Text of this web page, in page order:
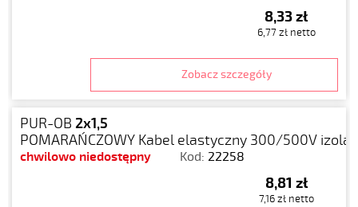
8,33 zł
6,77 zł netto
Zobacz szczegóły
PUR-OB 2x1,5
POMARAŃCZOWY Kabel elastyczny 300/500V
chwilowo niedostępny Kod: 22258
8,81 zł
7,16 zł netto